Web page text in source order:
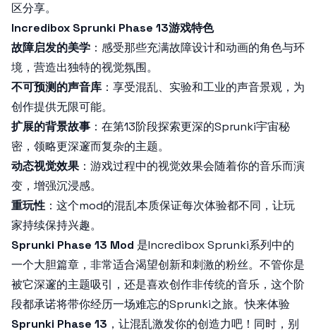
区分享。
Incredibox Sprunki Phase 13游戏特色
故障启发的美学 ：感受那些充满故障设计和动画的角色与环
境，营造出独特的视觉氛围。
不可预测的声音库 ：享受混乱、实验和工业的声音景观，为
创作提供无限可能。
扩展的背景故事 ：在第13阶段探索更深的Sprunki宇宙秘
密，领略更深邃而复杂的主题。
动态视觉效果 ：游戏过程中的视觉效果会随着你的音乐而演
变，增强沉浸感。
重玩性 ：这个mod的混乱本质保证每次体验都不同，让玩
家持续保持兴趣。
Sprunki Phase 13 Mod 是Incredibox Sprunki系列中的
一个大胆篇章，非常适合渴望创新和刺激的粉丝。不管你是
被它深邃的主题吸引，还是喜欢创作非传统的音乐，这个阶
段都承诺将带你经历一场难忘的Sprunki之旅。快来体验
Sprunki Phase 13 ，让混乱激发你的创造力吧！同时，别